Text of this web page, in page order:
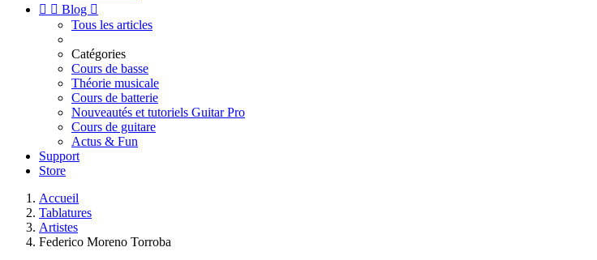
  Blog 
Tous les articles
Catégories
Cours de basse
Théorie musicale
Cours de batterie
Nouveautés et tutoriels Guitar Pro
Cours de guitare
Actus & Fun
Support
Store
Accueil
Tablatures
Artistes
Federico Moreno Torroba